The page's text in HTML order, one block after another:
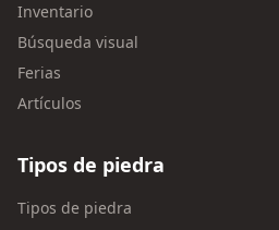
Inventario
Búsqueda visual
Ferias
Artículos
Tipos de piedra
Tipos de piedra